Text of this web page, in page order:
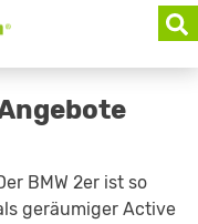
BMW 2er ist so
geräumiger Active